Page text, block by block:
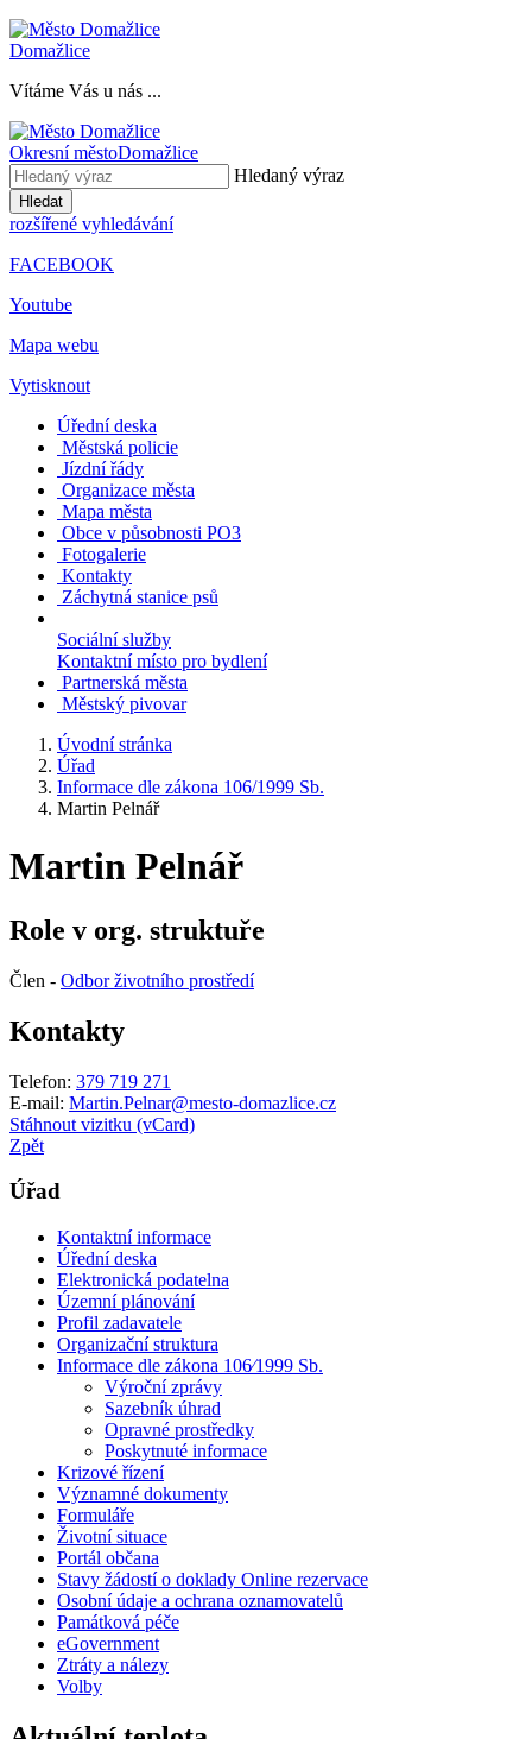
Domažlice
Vítáme Vás u nás ...
Okresní městoDomažlice
Hledaný výraz
Hledat
rozšířené vyhledávání
FACEBOOK
Youtube
Mapa webu
Vytisknout
Úřední deska
Městská policie
Jízdní řády
Organizace města
Mapa města
Obce v působnosti PO3
Fotogalerie
Kontakty
Záchytná stanice psů
Sociální služby
Kontaktní místo pro bydlení
Partnerská města
Městský pivovar
Úvodní stránka
Úřad
Informace dle zákona 106/1999 Sb.
Martin Pelnář
Martin Pelnář
Role v org. struktuře
Člen - Odbor životního prostředí
Kontakty
Telefon: 379 719 271
E-mail: Martin.Pelnar@mesto-domazlice.cz
Stáhnout vizitku (vCard)
Zpět
Úřad
Kontaktní informace
Úřední deska
Elektronická podatelna
Územní plánování
Profil zadavatele
Organizační struktura
Informace dle zákona 106⁄1999 Sb.
Výroční zprávy
Sazebník úhrad
Opravné prostředky
Poskytnuté informace
Krizové řízení
Významné dokumenty
Formuláře
Životní situace
Portál občana
Stavy žádostí o doklady Online rezervace
Osobní údaje a ochrana oznamovatelů
Památková péče
eGovernment
Ztráty a nálezy
Volby